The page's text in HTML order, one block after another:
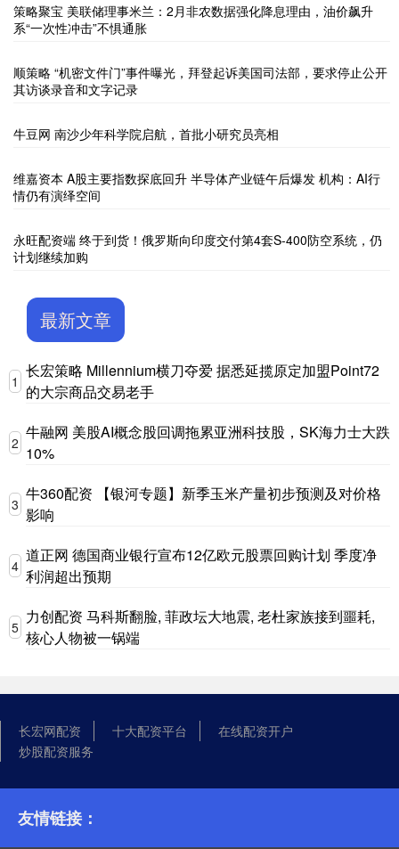
策略聚宝 美联储理事米兰：2月非农数据强化降息理由，油价飙升
系“一次性冲击”不惧通胀
顺策略 “机密文件门”事件曝光，拜登起诉美国司法部，要求停止公开
其访谈录音和文字记录
牛豆网 南沙少年科学院启航，首批小研究员亮相
维嘉资本 A股主要指数探底回升 半导体产业链午后爆发 机构：AI行
情仍有演绎空间
永旺配资端 终于到货！俄罗斯向印度交付第4套S-400防空系统，仍
计划继续加购
最新文章
1
长宏策略 Millennium横刀夺爱 据悉延揽原定加盟Point72
的大宗商品交易老手
2
牛融网 美股AI概念股回调拖累亚洲科技股，SK海力士大跌
10%
3
牛360配资 【银河专题】新季玉米产量初步预测及对价格
影响
4
道正网 德国商业银行宣布12亿欧元股票回购计划 季度净
利润超出预期
5
力创配资 马科斯翻脸, 菲政坛大地震, 老杜家族接到噩耗,
核心人物被一锅端
长宏网配资 十大配资平台
在线配资开户
炒股配资服务
友情链接：